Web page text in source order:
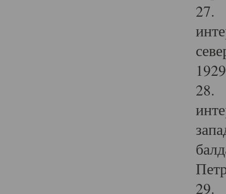
27.
28.
29.